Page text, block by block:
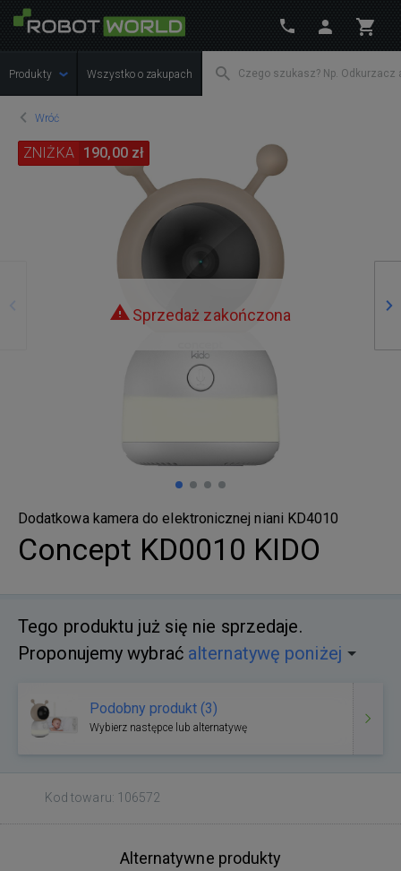
Produkty Wszystko o zakupach
Wróć
Sprzedaż zakończona
ZNIŻKA 190,00 zł
Dodatkowa kamera do elektronicznej niani KD4010
Concept KD0010 KIDO
Tego produktu już się nie sprzedaje.
Proponujemy wybrać alternatywę poniżej
Podobny produkt (3)
Wybierz następce lub alternatywę
Kod towaru: 106572
Alternatywne produkty